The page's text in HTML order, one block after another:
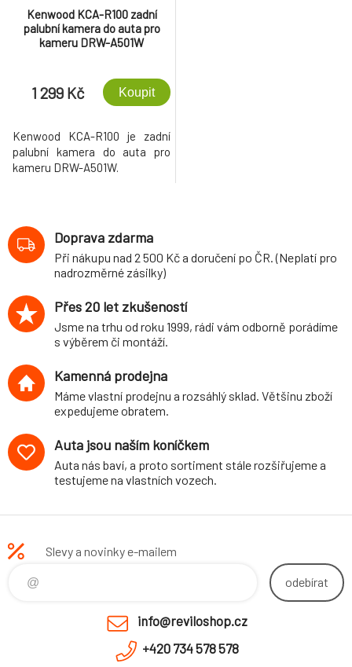
Kenwood KCA-R100 zadní
palubní kamera do auta pro
kameru DRW-A501W
1 299 Kč Koupit
Kenwood KCA-R100 je zadní
palubní kamera do auta pro
kameru DRW-A501W.
Doprava zdarma
Při nákupu nad 2 500 Kč a doručení po ČR. (Neplatí pro
nadrozměrné zásilky)
Přes 20 let zkušeností
Jsme na trhu od roku 1999, rádi vám odborně porádíme
s výběrem či montáží.
Kamenná prodejna
Máme vlastní prodejnu a rozsáhlý sklad. Většinu zboží
expedujeme obratem.
Auta jsou naším koníčkem
Auta nás baví, a proto sortiment stále rozšiřujeme a
testujeme na vlastních vozech.
Slevy a novinky e-mailem
odebírat
info@reviloshop.cz
+420 734 578 578